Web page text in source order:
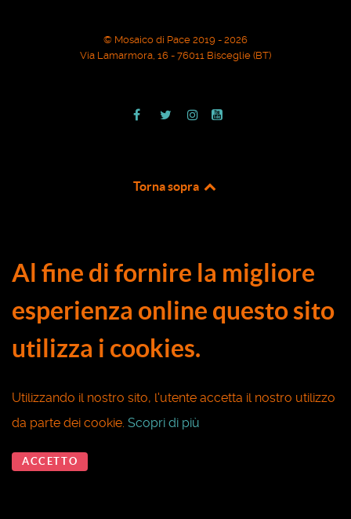
© Mosaico di Pace 2019 - 2026
Via Lamarmora, 16 - 76011 Bisceglie (BT)
Torna sopra
Al fine di fornire la migliore
esperienza online questo sito
utilizza i cookies.
Utilizzando il nostro sito, l'utente accetta il nostro utilizzo
da parte dei cookie. Scopri di più
ACCETTO